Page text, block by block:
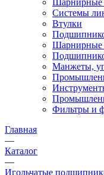
Шарнирные
Системы
Втулки
Шарнирные
Манжеты,
Фильтры и
Главная
—
Каталог
—
Игольчатые